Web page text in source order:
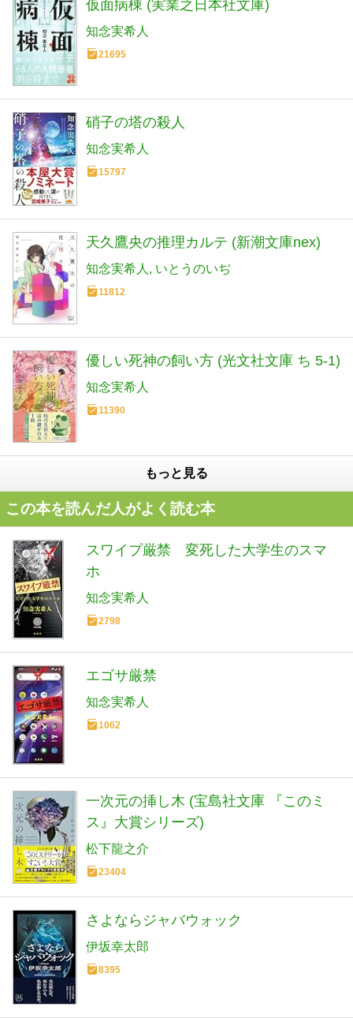
仮面病棟 (実業之日本社文庫)
知念実希人
21695
硝子の塔の殺人
知念実希人
15797
天久鷹央の推理カルテ (新潮文庫nex)
知念実希人 いとうのいぢ
11812
優しい死神の飼い方 (光文社文庫 ち 5-1)
知念実希人
11390
もっと見る
この本を読んだ人がよく読む本
スワイプ厳禁 変死した大学生のスマ
ホ
知念実希人
2798
エゴサ厳禁
知念実希人
1062
一次元の挿し木 (宝島社文庫 『このミ
ス』大賞シリーズ)
松下龍之介
23404
さよならジャバウォック
伊坂幸太郎
8395